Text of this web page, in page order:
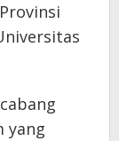
yang